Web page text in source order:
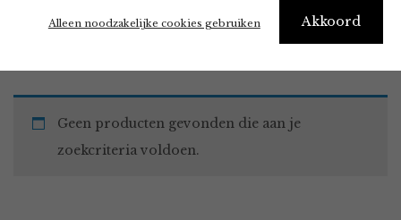
Akkoord
Alleen noodzakelijke cookies gebruiken
Home Winkel Kleding Jeans
Geen producten gevonden die aan je
zoekcriteria voldoen.